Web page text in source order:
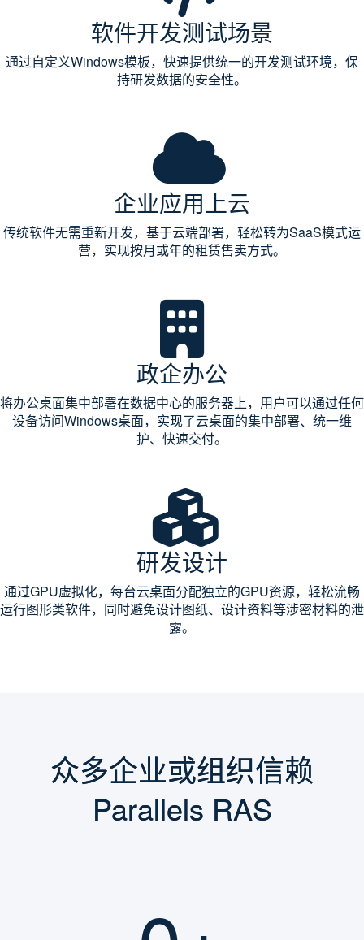
软件开发测试场景
通过自定义Windows模板，快速提供统一的开发测试环境，保
持研发数据的安全性。
企业应用上云
传统软件无需重新开发，基于云端部署，轻松转为SaaS模式运
营，实现按月或年的租赁售卖方式。
政企办公
将办公桌面集中部署在数据中心的服务器上，用户可以通过任何
设备访问Windows桌面，实现了云桌面的集中部署、统一维
护、快速交付。
研发设计
通过GPU虚拟化，每台云桌面分配独立的GPU资源，轻松流畅
运行图形类软件，同时避免设计图纸、设计资料等涉密材料的泄
露。
众多企业或组织信赖
Parallels RAS